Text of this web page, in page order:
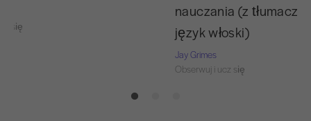
się
nauczania (z
język włoski)
Jay Grimes
Obserwuj i ucz się